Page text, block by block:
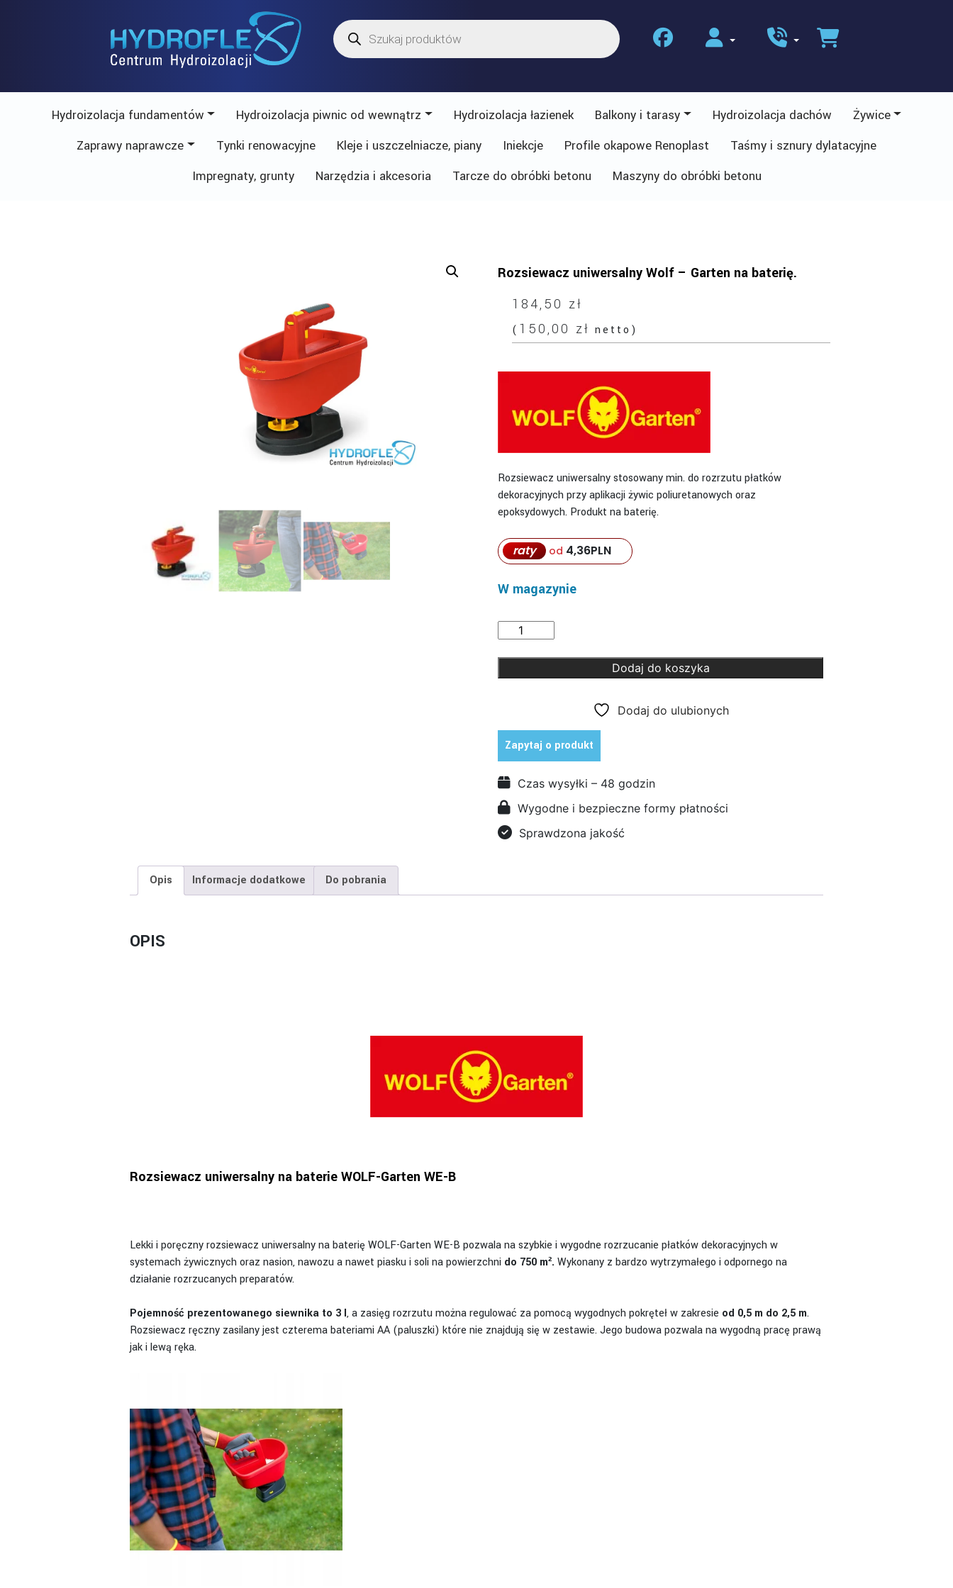
Wyszukiwarka
produktów
Hydroizolacja fundamentów Hydroizolacja piwnic od wewnątrz Hydroizolacja łazienek Balkony i tarasy Hydroizolacja dachów
Żywice
Zaprawy naprawcze
Tynki renowacyjne Kleje i uszczelniacze, piany Iniekcje Profile okapowe Renoplast
Taśmy i sznury dylatacyjne
Impregnaty, grunty
Narzędzia i akcesoria Tarcze do obróbki betonu Maszyny do obróbki betonu
Rozsiewacz uniwersalny Wolf – Garten na baterię.
184,50 zł
( 150,00 zł netto)
Rozsiewacz uniwersalny stosowany min. do rozrzutu płatków
dekoracyjnych przy aplikacji żywic poliuretanowych oraz
epoksydowych. Produkt na baterię.
raty od 4,36PLN
W magazynie
ilość
uniwersalny
Wolf
na
baterię.
Dodaj do koszyka
Dodaj do ulubionych
Zapytaj o produkt
Czas wysyłki – 48 godzin
Wygodne i bezpieczne formy płatności
Sprawdzona jakość
Opis Informacje dodatkowe Do pobrania
OPIS
Rozsiewacz uniwersalny na baterie WOLF-Garten WE-B
Lekki i poręczny rozsiewacz uniwersalny na baterię WOLF-Garten WE-B pozwala na szybkie i wygodne rozrzucanie płatków dekoracyjnych w
systemach żywicznych oraz nasion, nawozu a nawet piasku i soli na powierzchni do 750 m². Wykonany z bardzo wytrzymałego i odpornego na
działanie rozrzucanych preparatów.
Pojemność prezentowanego siewnika to 3 l, a zasięg rozrzutu można regulować za pomocą wygodnych pokręteł w zakresie od 0,5 m do 2,5 m.
Rozsiewacz ręczny zasilany jest czterema bateriami AA (paluszki) które nie znajdują się w zestawie. Jego budowa pozwala na wygodną pracę prawą
jak i lewą ręka.